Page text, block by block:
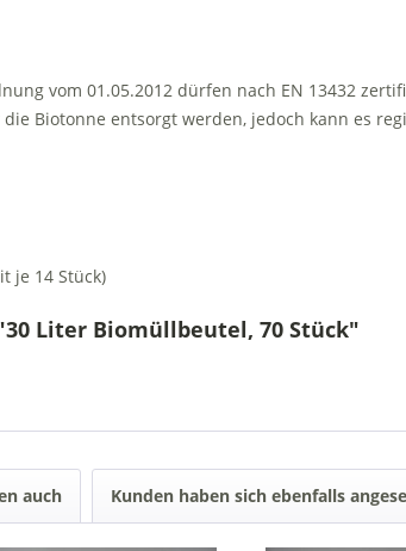
vom 01.05.2012 dürfen nach EN 13432
Biotonne entsorgt werden, jedoch kann es
je 14 Stück)
Liter Biomüllbeutel, 70 Stück"
auch Kunden haben sich ebenfalls